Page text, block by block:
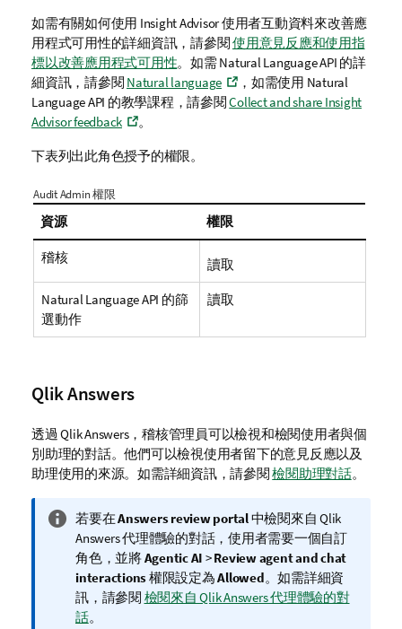
如需有關如何使用 Insight Advisor使用者互動資料來改善應
用程式可用性的詳細資訊，請參閱使用意見反應和使用指
標以改善應用程式可用性。如需 Natural Language API 的詳
細資訊，請參閱 Natural language
，如需使用 Natural
Language API 的教學課程，請參閱Collect and share Insight
Advisor feedback
。
下表列出此角色授予的權限。
Audit Admin 權限
資源 權限
稽核 讀取
Natural Language API 的篩
選動作
讀取
Qlik Answers
透過Qlik Answers，稽核管理員可以檢視和檢閱使用者與個
別助理的對話。他們可以檢視使用者留下的意見反應以及
助理使用的來源。如需詳細資訊，請參閱檢閱助理對話。
資
訊
備
註
若要在Answers review portal中檢閱來自 Qlik
Answers代理體驗的對話，使用者需要一個自訂
角色，並將Agentic AI >Review agent and chat
interactions權限設定為Allowed。如需詳細資
訊，請參閱 檢閱來自 Qlik Answers 代理體驗的對
話。